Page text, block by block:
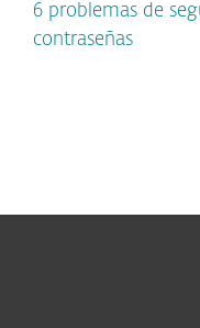
6 problemas de
contraseñas